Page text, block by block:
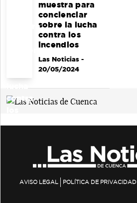
muestra para
concienciar
sobre la lucha
contra los
incendios
Las Noticias-
20/05/2024
AVISO LEGAL POLÍTICA DE PRIVACIDAD